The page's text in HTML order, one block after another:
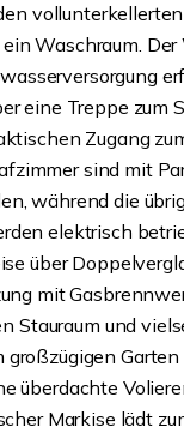
Waschraum.
eine Treppe zum
Zugang
sind mit
während die
elektrisch
über
mit
Stauraum und
überdachte
Markise lädt